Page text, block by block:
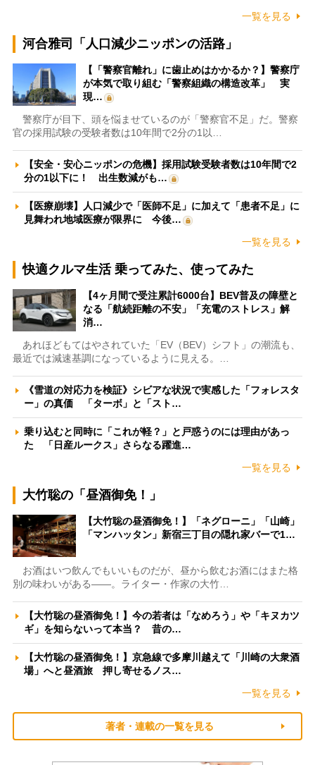
一覧を見る
河合雅司「人口減少ニッポンの活路」
【「警察官離れ」に歯止めはかかるか？】警察庁
が本気で取り組む「警察組織の構造改革」 実
現…
警察庁が目下、頭を悩ませているのが「警察官不足」だ。警察
官の採用試験の受験者数は10年間で2分の1以…
【安全・安心ニッポンの危機】採用試験受験者数は10年間で2
分の1以下に！ 出生数減がも…
【医療崩壊】人口減少で「医師不足」に加えて「患者不足」に
見舞われ地域医療が限界に 今後…
一覧を見る
快適クルマ生活 乗ってみた、使ってみた
【4ヶ月間で受注累計6000台】BEV普及の障壁と
なる「航続距離の不安」「充電のストレス」解
消…
あれほどもてはやされていた「EV（BEV）シフト」の潮流も、
最近では減速基調になっているように見える。…
《雪道の対応力を検証》シビアな状況で実感した「フォレスタ
ー」の真価 「ターボ」と「スト…
乗り込むと同時に「これが軽？」と戸惑うのには理由があっ
た 「日産ルークス」さらなる躍進…
一覧を見る
大竹聡の「昼酒御免！」
【大竹聡の昼酒御免！】「ネグローニ」「山崎」
「マンハッタン」新宿三丁目の隠れ家バーで1…
お酒はいつ飲んでもいいものだが、昼から飲むお酒にはまた格
別の味わいがある――。ライター・作家の大竹…
【大竹聡の昼酒御免！】今の若者は「なめろう」や「キヌカツ
ギ」を知らないって本当？ 昔の…
【大竹聡の昼酒御免！】京急線で多摩川越えて「川崎の大衆酒
場」へと昼酒旅 押し寄せるノス…
一覧を見る
著者・連載の一覧を見る